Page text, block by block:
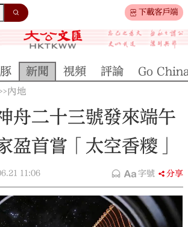
下載客戶端
新聞 視頻 評論 Go
內地
舟二十三號發來端午
首嘗「太空香糭」
11:06 字號 分享